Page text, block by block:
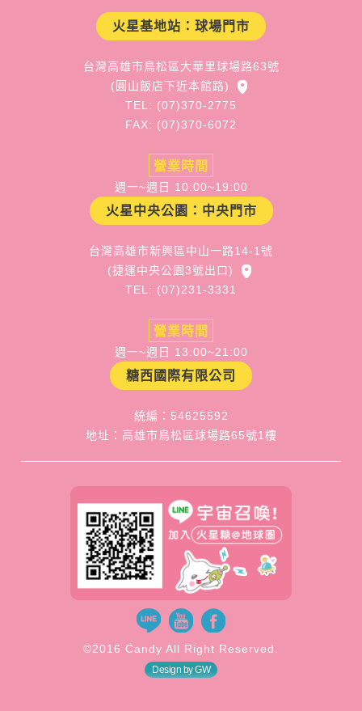
火星基地站：球場門市
台灣高雄市鳥松區大華里球場路63號
(圓山飯店下近本館路)
TEL: (07)370-2775
FAX: (07)370-6072
營業時間
週一~週日 10:00~19:00
火星中央公園：中央門市
台灣高雄市新興區中山一路14-1號
(捷運中央公園3號出口)
TEL: (07)231-3331
營業時間
週一~週日 13:00~21:00
糖西國際有限公司
統編：54625592
地址：高雄市鳥松區球場路65號1樓
©2016 Candy All Right Reserved.
Design by GW